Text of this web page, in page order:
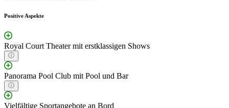
Positive Aspekte
Royal Court Theater mit erstklassigen Shows
Panorama Pool Club mit Pool und Bar
Vielfältige Sportangebote an Bord